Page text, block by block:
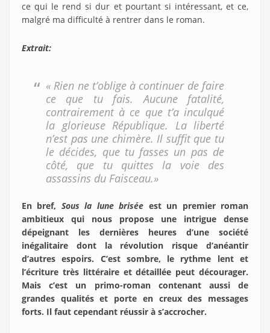
ce qui le rend si dur et pourtant si intéressant, et ce,
malgré ma difficulté à rentrer dans le roman.
Extrait:
« Rien ne t’oblige à continuer de faire
ce que tu fais. Aucune fatalité,
contrairement à ce que t’a inculqué
la glorieuse République. La liberté
n’est pas une chimère. Il suffit que tu
le décides, que tu fasses un pas de
côté, que tu quittes la voie des
assassins du Faisceau.»
En bref, Sous la lune brisée est un premier roman
ambitieux qui nous propose une intrigue dense
dépeignant les dernières heures d’une société
inégalitaire dont la révolution risque d’anéantir
d’autres espoirs. C’est sombre, le rythme lent et
l’écriture très littéraire et détaillée peut décourager.
Mais c’est un primo-roman contenant aussi de
grandes qualités et porte en creux des messages
forts. Il faut cependant réussir à s’accrocher.